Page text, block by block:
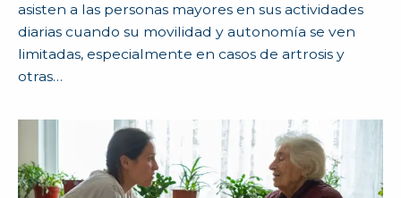
asisten a las personas mayores en sus actividades
diarias cuando su movilidad y autonomía se ven
limitadas, especialmente en casos de artrosis y
otras…